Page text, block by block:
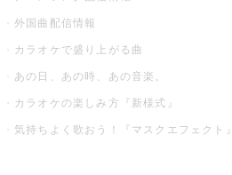
外国曲配信情報
カラオケで盛り上がる曲
あの日、あの時、あの音楽。
カラオケの楽しみ方『新様式』
気持ちよく歌おう！『マスクエフェクト』